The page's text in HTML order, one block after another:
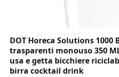
DOT Horeca Solutions 1000
trasparenti monouso 350
usa e getta bicchiere
birra cocktail drink